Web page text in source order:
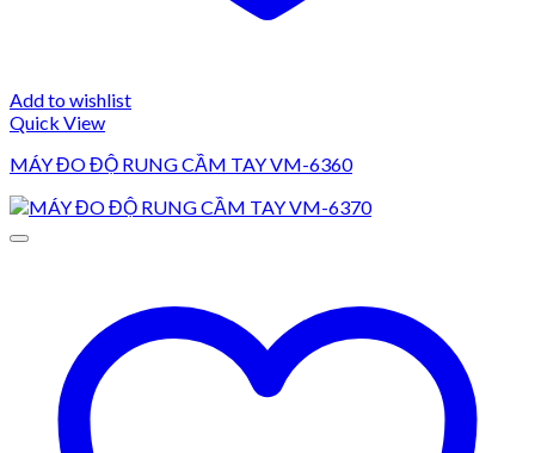
Add to wishlist
Quick View
MÁY ĐO ĐỘ RUNG CẦM TAY VM-6360